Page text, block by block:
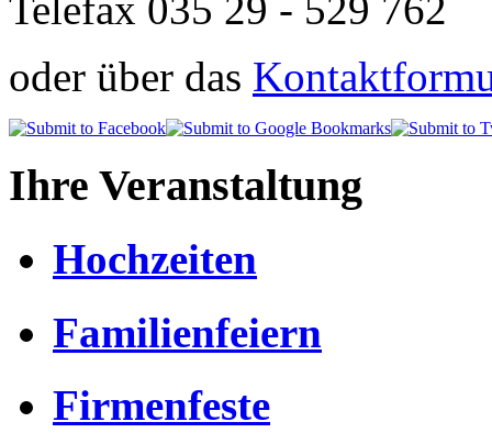
Telefax 035 29 - 529 762
oder über das
Ihre Veranstaltung
Hochzeiten
Familienfeiern
Firmenfeste